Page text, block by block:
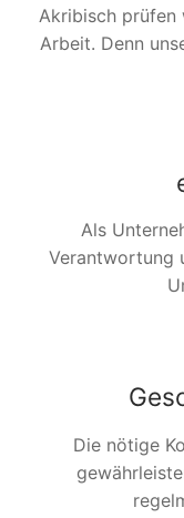
Akribisch prüfen
Arbeit. Denn
Als
Verantwortung
Die nötige